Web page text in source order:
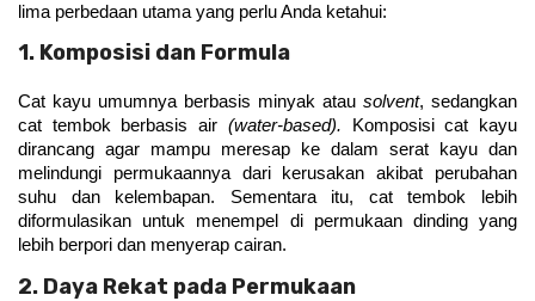
lima perbedaan utama yang perlu Anda ketahui:
1. Komposisi dan Formula
Cat kayu umumnya berbasis minyak atau solvent, sedangkan
cat tembok berbasis air (water-based).
Komposisi cat kayu
dirancang agar mampu meresap ke dalam serat kayu dan
melindungi permukaannya dari kerusakan akibat perubahan
suhu dan kelembapan. Sementara itu, cat tembok lebih
diformulasikan untuk menempel di permukaan dinding yang
lebih berpori dan menyerap cairan.
2. Daya Rekat pada Permukaan